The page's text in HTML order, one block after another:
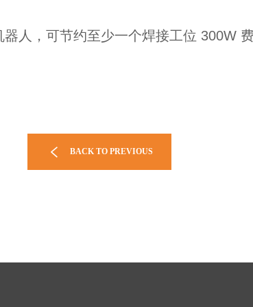
人，可节约至少一个焊接工位 300W
BACK TO PREVIOUS